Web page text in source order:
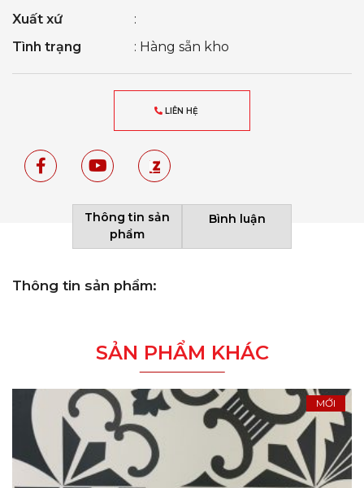
Xuất xứ
:
Tình trạng
: Hàng sẵn kho
LIÊN HỆ
Thông tin sản
phẩm
Bình luận
Thông tin sản phẩm:
SẢN PHẨM KHÁC
MỚI